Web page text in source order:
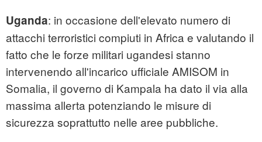
Uganda: in occasione dell'elevato numero di
attacchi terroristici compiuti in Africa e valutando il
fatto che le forze militari ugandesi stanno
intervenendo all'incarico ufficiale AMISOM in
Somalia, il governo di Kampala ha dato il via alla
massima allerta potenziando le misure di
sicurezza soprattutto nelle aree pubbliche.